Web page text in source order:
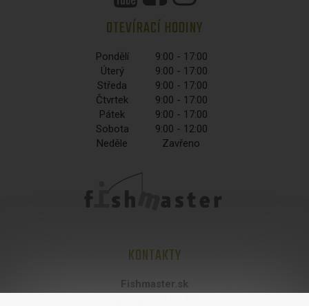
OTEVÍRACÍ HODINY
Pondělí
9:00 - 17:00
Úterý
9:00 - 17:00
Středa
9:00 - 17:00
Čtvrtek
9:00 - 17:00
Pátek
9:00 - 17:00
Sobota
9:00 - 12:00
Neděle
Zavřeno
KONTAKTY
Fishmaster.sk